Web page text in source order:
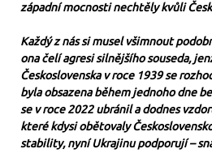
západní mocnosti nechtěly kvůli
Každý z nás si musel všimnout
ona čelí agresi silnějšího souseda,
Československa v roce 1939 se
byla obsazena během jednoho dne
se v roce 2022 ubránil a dodnes
které kdysi obětovaly
stability, nyní Ukrajinu podporují –